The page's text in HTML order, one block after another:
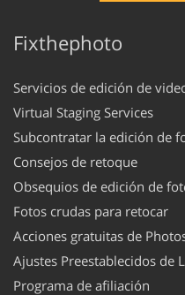
Fixthephoto
Servicios de edición de
Virtual Staging Services
Subcontratar la edición de
Consejos de retoque
Obsequios de edición de
Fotos crudas para retocar
Acciones gratuitas de
Ajustes Preestablecidos de
Programa de afiliación